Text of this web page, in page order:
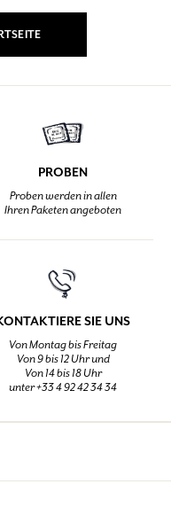
PROBEN
Proben werden in allen
Ihren Paketen angeboten
SIE UNS
Von Montag bis Freitag
Von 9 bis 12 Uhr und
Von 14 bis 18 Uhr
unter +33 4 92 42 34 34